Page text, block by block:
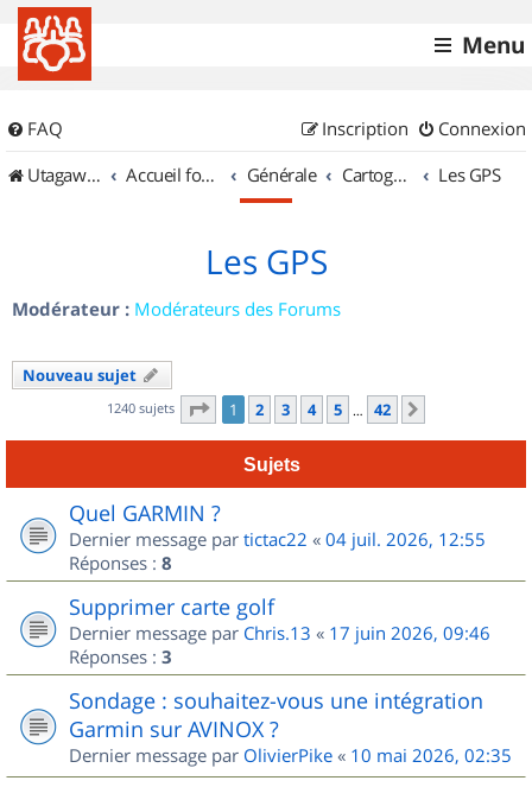
Menu
FAQ Connexion
Inscription
UtagawaVTT (Randos VTT et VTTAE avec traces GPS)
Accueil forum Générale Cartographie et GPS Les GPS
Les GPS
Modérateur : Modérateurs des Forums
Nouveau sujet
1240 sujets Page 1sur
1 2 3 4 5 … 42
Sujets
Quel GARMIN ?
Dernier message par tictac22 « 04 juil. 2026, 12:55
Réponses : 8
Supprimer carte golf
Dernier message par Chris.13 « 17 juin 2026, 09:46
Réponses : 3
Sondage : souhaitez-vous une intégration
Garmin sur AVINOX ?
Dernier message par OlivierPike « 10 mai 2026, 02:35